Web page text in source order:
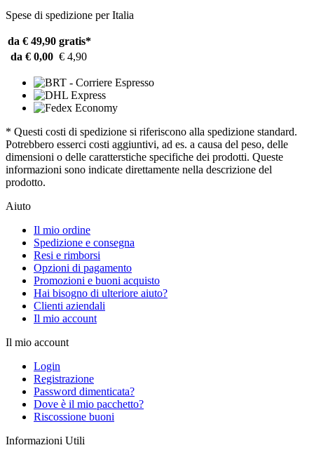
Spese di spedizione per Italia
da € 49,90 gratis*
da € 0,00 € 4,90
* Questi costi di spedizione si riferiscono alla spedizione standard.
Potrebbero esserci costi aggiuntivi, ad es. a causa del peso, delle
dimensioni o delle caratterstiche specifiche dei prodotti. Queste
informazioni sono indicate direttamente nella descrizione del
prodotto.
Aiuto
Il mio ordine
Spedizione e consegna
Resi e rimborsi
Opzioni di pagamento
Promozioni e buoni acquisto
Hai bisogno di ulteriore aiuto?
Clienti aziendali
Il mio account
Il mio account
Login
Registrazione
Password dimenticata?
Dove è il mio pacchetto?
Riscossione buoni
Informazioni Utili